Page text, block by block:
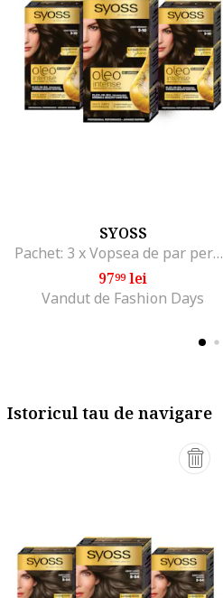
SYOSS
Pachet: 3 x Vopsea de par permanenta fara amoniac Color Oleo Intense, 115 ml, 3-10
9799lei
Vandut de Fashion Days
Istoricul tau de navigare